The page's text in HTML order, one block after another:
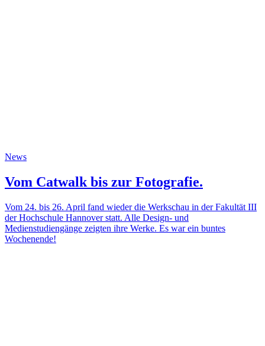
News
Vom Catwalk bis zur Fotografie.
Vom 24. bis 26. April fand wieder die Werkschau in der Fakultät III
der Hochschule Hannover statt. Alle Design- und
Medienstudiengänge zeigten ihre Werke. Es war ein buntes
Wochenende!